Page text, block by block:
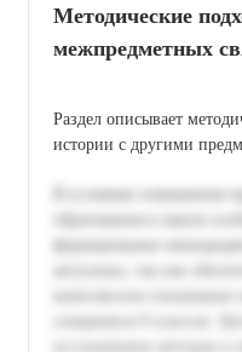
Методические
межпредметных
Раздел описывает
истории с другими